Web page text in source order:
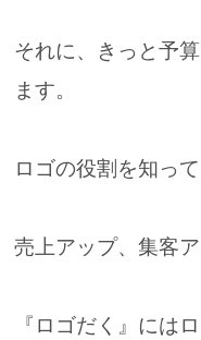
それに、きっと予
ます。
ロゴの役割を知っ
売上アップ、集客
『ロゴだく』には